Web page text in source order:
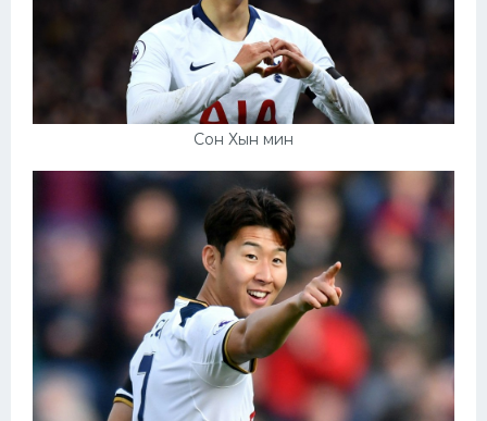
Сон Хын мин